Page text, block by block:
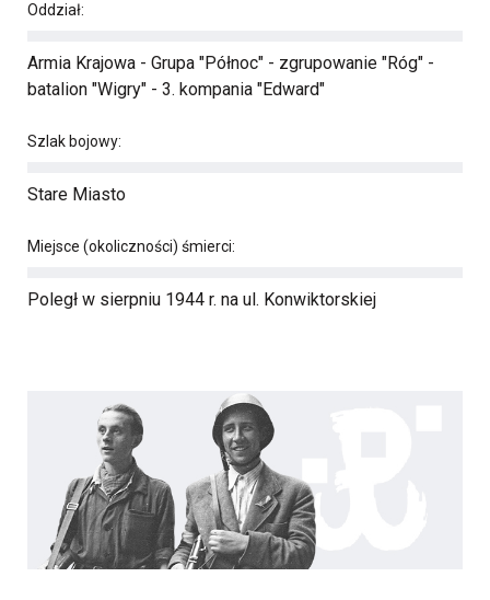
Oddział:
Armia Krajowa - Grupa "Północ" - zgrupowanie "Róg" -
batalion "Wigry" - 3. kompania "Edward"
Szlak bojowy:
Stare Miasto
Miejsce (okoliczności) śmierci:
Poległ w sierpniu 1944 r. na ul. Konwiktorskiej